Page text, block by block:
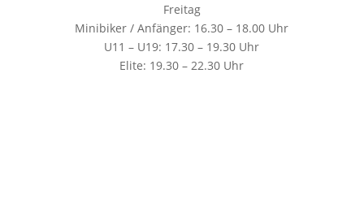
Freitag
Minibiker / Anfänger: 16.30 – 18.00 Uhr
U11 – U19: 17.30 – 19.30 Uhr
Elite: 19.30 – 22.30 Uhr